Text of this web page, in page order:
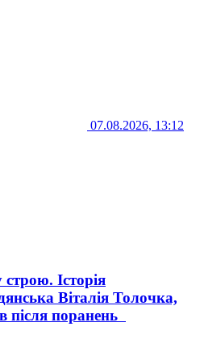
07.08.2026, 13:12
Історія
Віталія Толочка,
після поранень